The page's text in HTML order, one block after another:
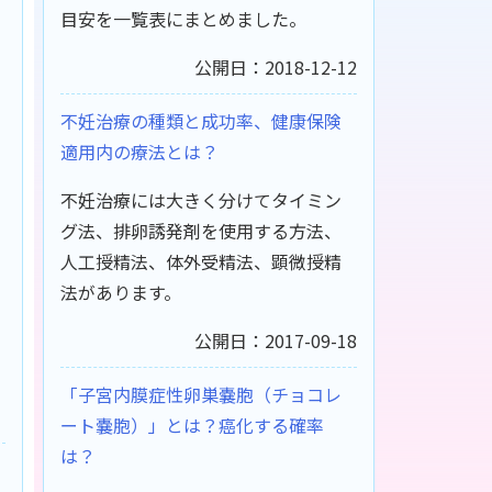
目安を一覧表にまとめました。
公開日：2018-12-12
不妊治療の種類と成功率、健康保険
適用内の療法とは？
不妊治療には大きく分けてタイミン
グ法、排卵誘発剤を使用する方法、
人工授精法、体外受精法、顕微授精
法があります。
公開日：2017-09-18
「子宮内膜症性卵巣嚢胞（チョコレ
ート嚢胞）」とは？癌化する確率
は？